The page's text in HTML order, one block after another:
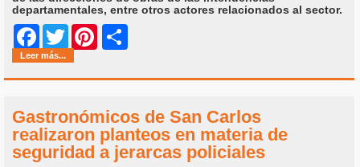
departamentales, entre otros actores relacionados al sector.
Facebook
Twitter Pinterest
Leer más...
Gastronómicos de San Carlos
realizaron planteos en materia de
seguridad a jerarcas policiales